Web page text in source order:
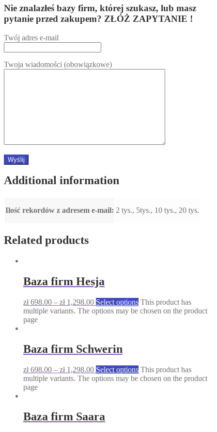
Nie znalazłeś bazy firm, której szukasz, lub masz
pytanie przed zakupem? ZŁÓŻ ZAPYTANIE !
Twój adres e-mail
Twoja wiadomości (obowiązkowe)
Additional information
Ilość rekordów z adresem e-mail: 2 tys., 5tys., 10 tys., 20 tys.
Related products
Baza firm Hesja
zł698.00 – zł1,298.00 Select options This product has
multiple variants. The options may be chosen on the product
page
Baza firm Schwerin
zł698.00 – zł1,298.00 Select options This product has
multiple variants. The options may be chosen on the product
page
Baza firm Saara